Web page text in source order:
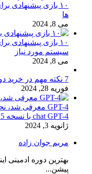
ها
می 8, 2024
سیستم مورد نیاز
می 8, 2024
7 نکته مهم در خرید دوربین مداربسته + راهنمای خرید
فوریه 28, 2024
chat GPT-4 با نسخه 3.5
ژانویه 3, 2024
مریم جوان زاده
بهترین دوره ادمینی
پیشن...